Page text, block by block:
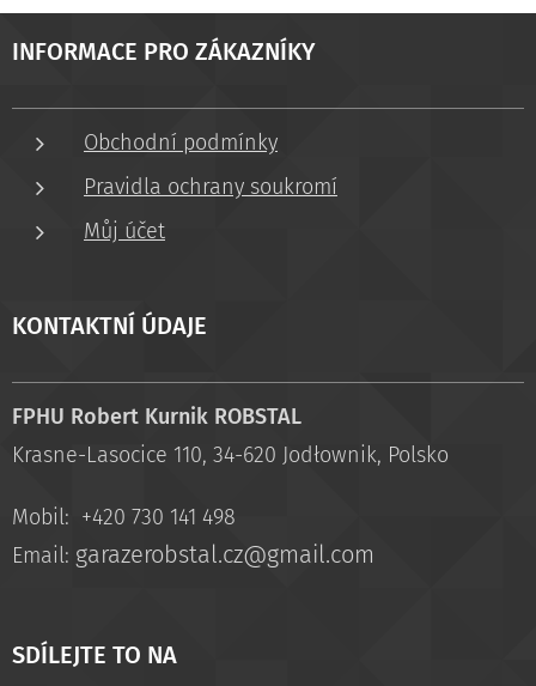
INFORMACE PRO ZÁKAZNÍKY
Obchodní podmínky
Pravidla ochrany soukromí
Můj účet
KONTAKTNÍ ÚDAJE
FPHU Robert Kurnik ROBSTAL
Krasne-Lasocice 110, 34-620 Jodłownik, Polsko
Mobil: +420 730 141 498
Email: garazerobstal.cz@gmail.com
SDÍLEJTE TO NA